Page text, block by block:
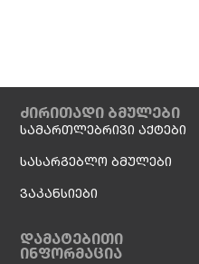
ძირითადი ბმულები
სამართლებრივი აქტები
სასარგებლო ბმულები
ვაკანსიები
დამატებითი
ინფორმაცია